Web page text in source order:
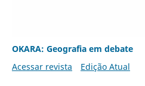
OKARA: Geografia em debate
Acessar revista
Edição Atual